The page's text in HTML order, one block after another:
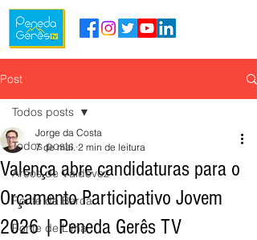
Post
Todos posts
Arcos de Valdevez
Ponte da Barca
Ponte de Lima
Todos posts
Valença abre candidaturas para o
Orçamento Participativo Jovem
2026 | Peneda Gerês TV
Jorge da Costa
7 de mai. 2 min de leitura